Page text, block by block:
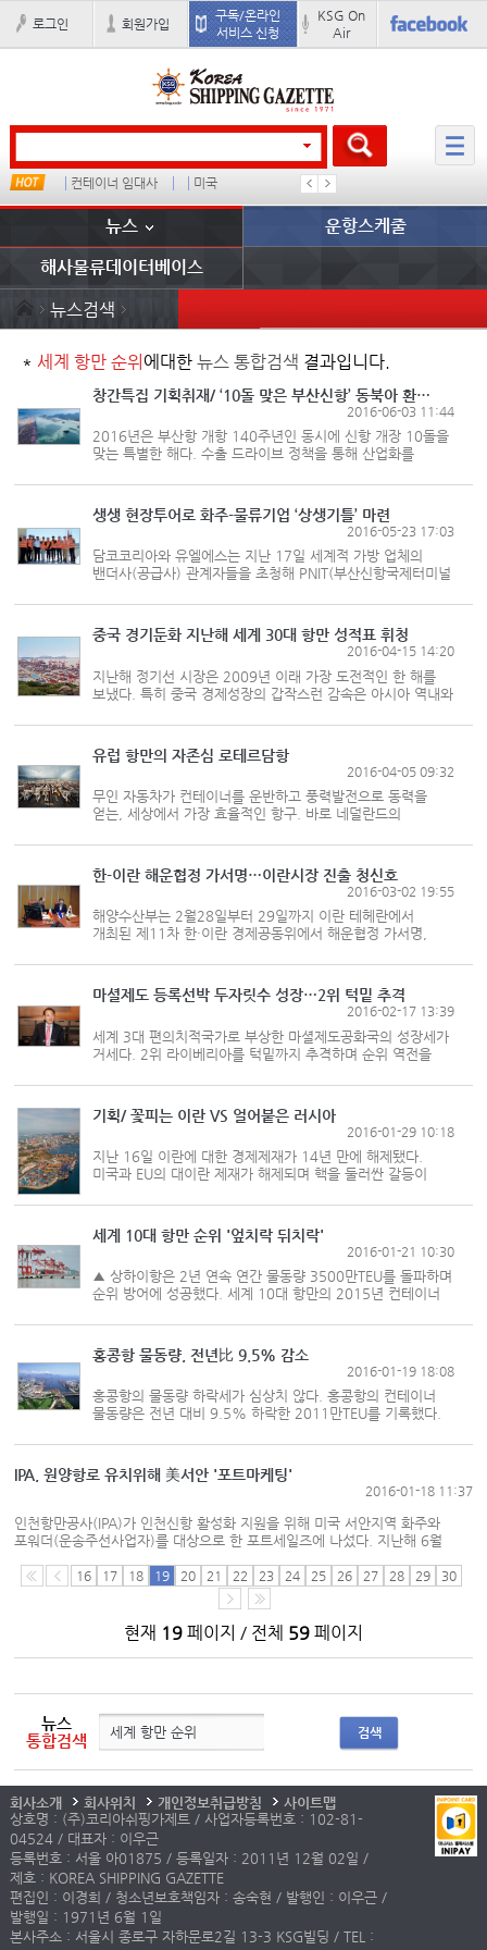
로그인 회원가입
구독/온라인
서비스 신청
KSG On
Air
컨테이너 임대사 미국
뉴스 운항스케줄
해사물류데이터베이스
뉴스검색
* 세계 항만 순위 에대한 뉴스 통합검색 결과입니다.
창간특집 기획취재/ ‘10돌 맞은 부산신항’ 동북아 환적허브로 도약
2016-06-03 11:44
2016년은 부산항 개항 140주년인 동시에 신항 개장 10돌을
맞는 특별한 해다. 수출 드라이브 정책을 통해 산업화를
경제발전의 디딤돌을 놨다. 부산항은 지난 수십년간 우리나라
수출입의 핵심관문 역할...
생생 현장투어로 화주-물류기업 ‘상생기틀’ 마련
2016-05-23 17:03
담코코리아와 유엘에스는 지난 17일 세계적 가방 업체의
밴더사(공급사) 관계자들을 초청해 PNIT(부산신항국제터미널
가졌다. 이날 참가자들은 우리나라 물류현장의 최일선에 선
근무자들에게 평소에 ...
중국 경기둔화 지난해 세계 30대 항만 성적표 휘청
2016-04-15 14:20
지난해 정기선 시장은 2009년 이래 가장 도전적인 한 해를
보냈다. 특히 중국 경제성장의 갑작스런 감속은 아시아 역내와
성장을 둔화시켰다. 영국 해운전문 저널 컨테이너리제이션
인터내셔널(CI)이 집계...
유럽 항만의 자존심 로테르담항
2016-04-05 09:32
무인 자동차가 컨테이너를 운반하고 풍력발전으로 동력을
얻는, 세상에서 가장 효율적인 항구. 바로 네덜란드의
로테르담항을 오고 간다. 유럽의 메인포트라는 별명을 가진
로테르담항은 유럽의 함부...
한-이란 해운협정 가서명…이란시장 진출 청신호
2016-03-02 19:55
해양수산부는 2월28일부터 29일까지 이란 테헤란에서
개최된 제11차 한·이란 경제공동위에서 해운협정 가서명,
이란선급 간 플랜트 인증 합작회사 설립 양해각서 서명 등
해운항만 산업의 이란 시장 진출에 ...
마셜제도 등록선박 두자릿수 성장…2위 턱밑 추격
2016-02-17 13:39
세계 3대 편의치적국가로 부상한 마셜제도공화국의 성장세가
거세다. 2위 라이베리아를 턱밑까지 추격하며 순위 역전을
김영민 대표는 16일 기자와 만나 “마셜제도의 총 등록선박이
지난해 두...
기획/ 꽃피는 이란 VS 얼어붙은 러시아
2016-01-29 10:18
지난 16일 이란에 대한 경제제재가 14년 만에 해제됐다.
미국과 EU의 대이란 제재가 해제되며 핵을 둘러싼 갈등이
해제되면서 이란 정부는 중기적으로 8%에 이르는 성장을
전망하고 있다. 연간 30...
세계 10대 항만 순위 '엎치락 뒤치락'
2016-01-21 10:30
▲ 상하이항은 2년 연속 연간 물동량 3500만TEU를 돌파하며
순위 방어에 성공했다. 세계 10대 항만의 2015년 컨테이너
항만으로 묘사되는 상하이항은 올해도 1위 자리를 지키는
기염...
홍콩항 물동량, 전년比 9.5% 감소
2016-01-19 18:08
홍콩항의 물동량 하락세가 심상치 않다. 홍콩항의 컨테이너
물동량은 전년 대비 9.5% 하락한 2011만TEU를 기록했다.
항만개발위원회에 따르면, 홍콩항은 지난달 전년 동월 대비
10.9%나 급감한 159만TEU를...
IPA, 원양항로 유치위해 美서안 '포트마케팅'
2016-01-18 11:37
인천항만공사(IPA)가 인천신항 활성화 지원을 위해 미국 서안지역 화주와
포워더(운송주선사업자)를 대상으로 한 포트세일즈에 나섰다. 지난해 6월
(HJIT)의 추가 개장을 앞두고 신항 터미널들이 빠른 시간 내에 운영안정을
찾을 수 있도록 지원하기 위한 마케팅...
16 17 18 19 20 21 22 23 24 25 26 27 28 29 30
현재 19페이지 / 전체 59페이지
뉴스
통합검색
검색
회사소개 회사위치 개인정보취급방침
사이트맵
상호명 : (주)코리아쉬핑가제트 / 사업자등록번호 : 102-81-
04524 / 대표자 : 이우근
등록번호 : 서울 아01875 / 등록일자 : 2011년 12월 02일 /
제호 : KOREA SHIPPING GAZETTE
편집인 : 이경희 / 청소년보호책임자 : 송숙현 / 발행인 : 이우근 /
발행일 : 1971년 6월 1일
본사주소 : 서울시 종로구 자하문로2길 13-3 KSG빌딩 / TEL :